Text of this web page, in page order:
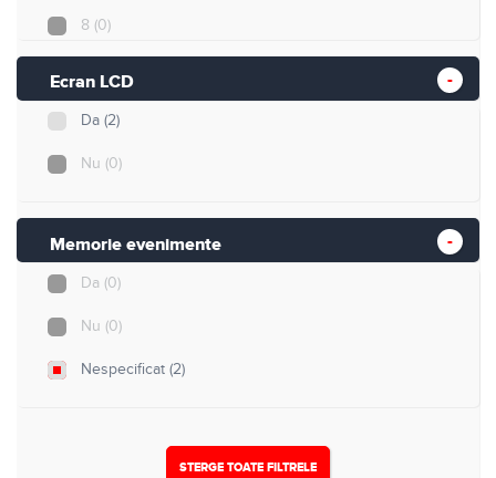
8 (0)
32 (0)
Nespecificat
Ecran LCD
Da (2)
Nu (0)
Memorie evenimente
Da (0)
Nu (0)
Nespecificat (2)
STERGE TOATE FILTRELE